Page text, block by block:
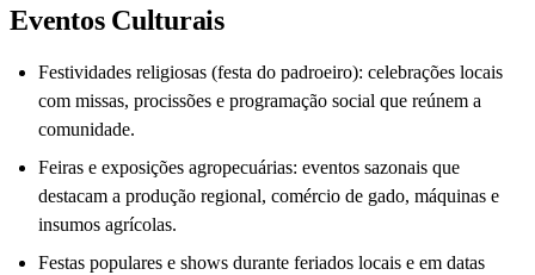
Eventos Culturais
Festividades religiosas (festa do padroeiro): celebrações locais
com missas, procissões e programação social que reúnem a
comunidade.
Feiras e exposições agropecuárias: eventos sazonais que
destacam a produção regional, comércio de gado, máquinas e
insumos agrícolas.
Festas populares e shows durante feriados locais e em datas